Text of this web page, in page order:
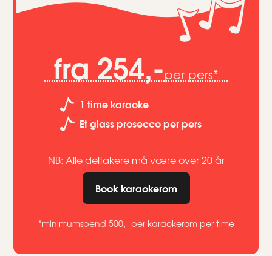
fra 254,-per pers*
1 time karaoke
Et glass prosecco per pers
NB: Alle deltakere må være over 20 år
Book karaokerom
*minimumspend 500,- per karaokerom per time